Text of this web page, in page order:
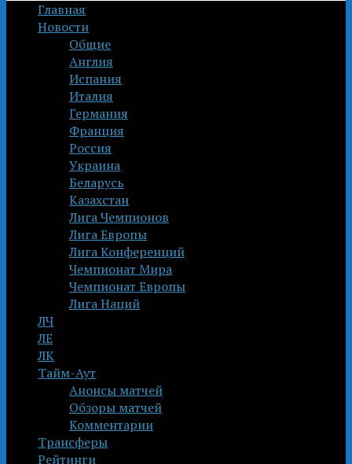
Главная
Новости
Общие
Англия
Испания
Италия
Германия
Франция
Россия
Украина
Беларусь
Казахстан
Лига Чемпионов
Лига Европы
Лига Конференций
Чемпионат Мира
Чемпионат Европы
Лига Наций
ЛЧ
ЛЕ
ЛК
Тайм-Аут
Анонсы матчей
Обзоры матчей
Комментарии
Трансферы
Рейтинги